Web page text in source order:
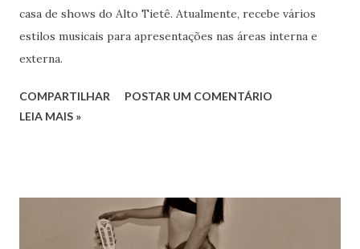
casa de shows do Alto Tietê. Atualmente, recebe vários
estilos musicais para apresentações nas áreas interna e
externa.
COMPARTILHAR
POSTAR UM COMENTÁRIO
LEIA MAIS »